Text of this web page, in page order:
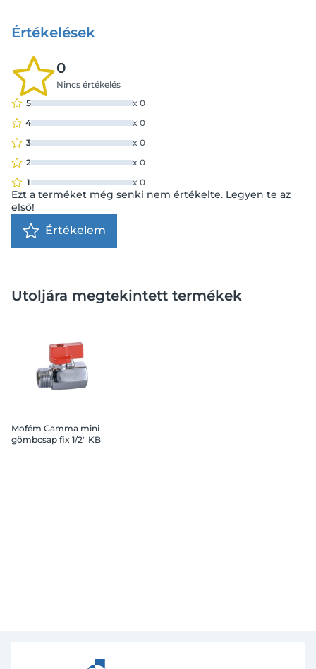
Értékelések
0
Nincs értékelés
5
x 0
4
x 0
3
x 0
2
x 0
1
x 0
Ezt a terméket még senki nem értékelte. Legyen te az
első!
Értékelem
Utoljára megtekintett termékek
Mofém Gamma mini
gömbcsap fix 1/2" KB